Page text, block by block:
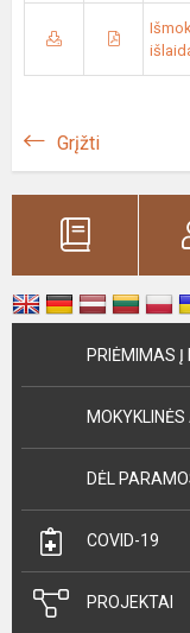
Grįžti
PRIĖMIMAS Į
DĖL
COVID-19
PROJEKTAI